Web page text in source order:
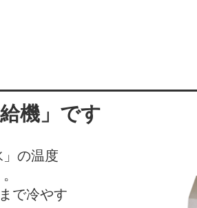
機」です
の温度
で冷やす